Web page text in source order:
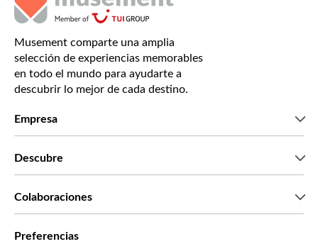
Musement comparte una amplia
selección de experiencias memorables
en todo el mundo para ayudarte a
descubrir lo mejor de cada destino.
Empresa
Descubre
Colaboraciones
Preferencias